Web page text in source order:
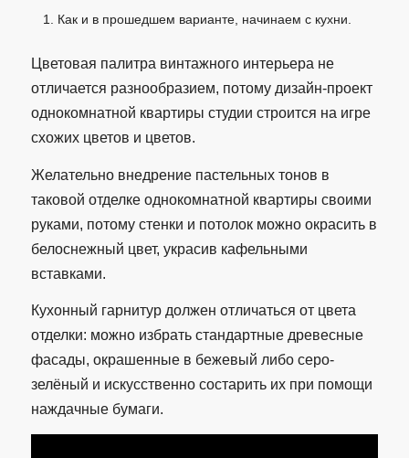
Как и в прошедшем варианте, начинаем с кухни.
Цветовая палитра винтажного интерьера не
отличается разнообразием, потому дизайн-проект
однокомнатной квартиры студии строится на игре
схожих цветов и цветов.
Желательно внедрение пастельных тонов в
таковой отделке однокомнатной квартиры своими
руками, потому стенки и потолок можно окрасить в
белоснежный цвет, украсив кафельными
вставками.
Кухонный гарнитур должен отличаться от цвета
отделки: можно избрать стандартные древесные
фасады, окрашенные в бежевый либо серо-
зелёный и искусственно состарить их при помощи
наждачные бумаги.